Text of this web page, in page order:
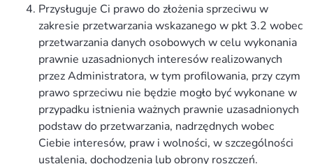
Przysługuje Ci prawo do złożenia sprzeciwu w
zakresie przetwarzania wskazanego w pkt 3.2 wobec
przetwarzania danych osobowych w celu wykonania
prawnie uzasadnionych interesów realizowanych
przez Administratora, w tym profilowania, przy czym
prawo sprzeciwu nie będzie mogło być wykonane w
przypadku istnienia ważnych prawnie uzasadnionych
podstaw do przetwarzania, nadrzędnych wobec
Ciebie interesów, praw i wolności, w szczególności
ustalenia, dochodzenia lub obrony roszczeń.